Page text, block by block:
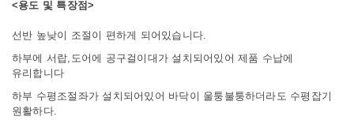
<용도 및 특장점>
선반 높낮이 조절이 편하게 되어있습니다.
하부에 서랍,도어에 공구걸이대가 설치되어있어 제품 수납에
유리합니다
하부 수평조절좌가 설치되어있어 바닥이 울퉁불퉁하더라도 수평잡기
원활하다.